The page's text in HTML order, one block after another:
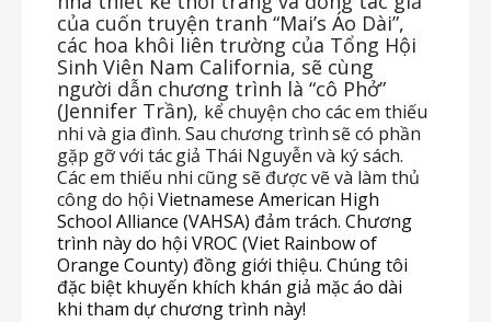
của cuốn truyện tranh “Mai’s Áo Dài”,
các hoa khôi liên trường của Tổng Hội
Sinh Viên Nam California, sẽ cùng
người dẫn chương trình là “cô Phở”
(Jennifer Trần), kể chuyện cho các em thiếu
nhi và gia đình. Sau chươngtrình sẽcó phần
gặp gỡvới tácgiả Thái Nguyễn và kýsách.
Cácem thiếu nhi cũng sẽ được vẽ và làm thủ
công do hội Vietnamese American High
School Alliance (VAHSA) đảm trách. Chương
trình này do hội VROC (Viet Rainbow of
Orange County) đồng giới thiệu. Chúng tôi
đặc biệt khuyến khích khán giả mặc áo dài
khi tham dự chương trình này!